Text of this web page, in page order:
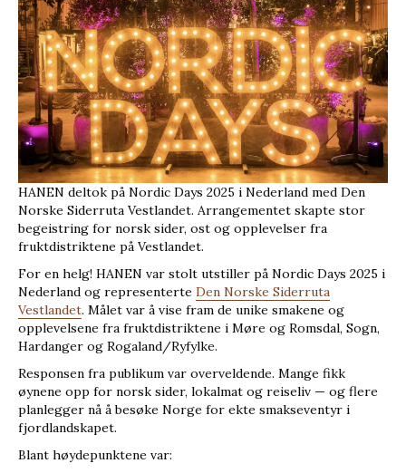
HANEN deltok på Nordic Days 2025 i Nederland med Den
Norske Siderruta Vestlandet. Arrangementet skapte stor
begeistring for norsk sider, ost og opplevelser fra
fruktdistriktene på Vestlandet.
For en helg! HANEN var stolt utstiller på Nordic Days 2025 i
Nederland og representerte Den Norske Siderruta
Vestlandet. Målet var å vise fram de unike smakene og
opplevelsene fra fruktdistriktene i Møre og Romsdal, Sogn,
Hardanger og Rogaland/Ryfylke.
Responsen fra publikum var overveldende. Mange fikk
øynene opp for norsk sider, lokalmat og reiseliv — og flere
planlegger nå å besøke Norge for ekte smakseventyr i
fjordlandskapet.
Blant høydepunktene var: